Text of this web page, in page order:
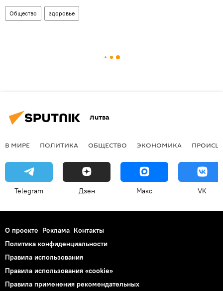
Общество здоровье
Литва
В МИРЕ ПОЛИТИКА ОБЩЕСТВО ЭКОНОМИКА
Telegram Дзен Макс VK
О проекте Реклама Контакты
Политика конфиденциальности
Правила использования
Правила использования «cookie»
Правила применения рекомендательных